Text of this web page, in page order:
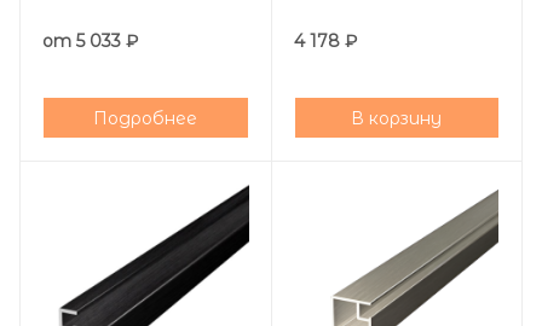
от 5 033 ₽
Подробнее
4 178₽
В корзину